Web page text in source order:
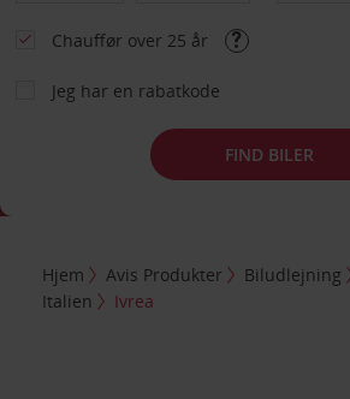
Chauffør over 25 år
Jeg har en rabatkode
FIND BILER
Hjem Avis Produkter Biludlejning
Italien
Ivrea